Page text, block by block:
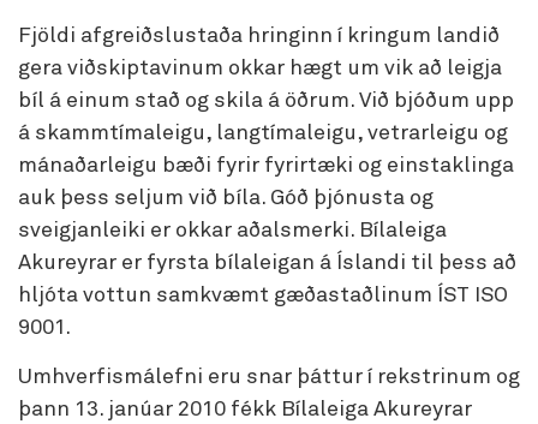
Fjöldi afgreiðslustaða hringinn í kringum landið
gera viðskiptavinum okkar hægt um vik að leigja
bíl á einum stað og skila á öðrum. Við bjóðum upp
á skammtímaleigu, langtímaleigu, vetrarleigu og
mánaðarleigu bæði fyrir fyrirtæki og einstaklinga
auk þess seljum við bíla. Góð þjónusta og
sveigjanleiki er okkar aðalsmerki. Bílaleiga
Akureyrar er fyrsta bílaleigan á Íslandi til þess að
hljóta vottun samkvæmt gæðastaðlinum ÍST ISO
9001.
Umhverfismálefni eru snar þáttur í rekstrinum og
þann 13. janúar 2010 fékk Bílaleiga Akureyrar